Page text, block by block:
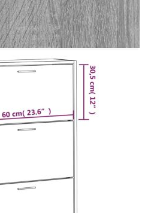
е за антре, фоайе, хол,
където желаете да го
материал: Инженерната
качество с гладка
и устойчивост на
за съхранение: Тази
с 3 чекмеджета,
място, където да
и добре
чекмедже: Със своя
този шкаф за обувки
Забележка:Всеки
за сглобяване
Внимание:За да
този продукт
предоставената